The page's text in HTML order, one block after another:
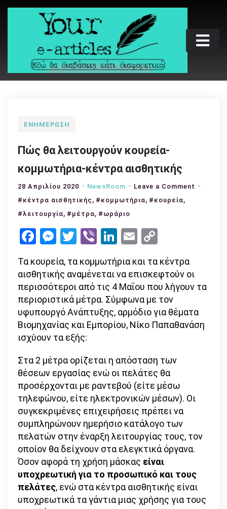
Skip
Your e-articles
Εδώ θα διαβάσεις κάτι διαφορετικό
ΕΝΗΜΈΡΩΣΗ
Πώς θα λειτουργούν κουρεία-
κομμωτήρια-κέντρα αισθητικής
28 Απριλίου 2020 NewsRoom Leave a Comment on
#κέντρα αισθητικής , #κομμωτήρια, #κουρεία,
#λειτουργία, #μέτρα, #ωράριο
Facebook
Messenger
Twitter
ViberLinkedIn
Email
Link
Τα κουρεία, τα κομμωτήρια και τα κέντρα
αισθητικής αναμένεται να επισκεφτούν οι
περισσότεροι από τις 4 Μαΐου που λήγουν τα
περιοριστικά μέτρα. Σύμφωνα με τον
υφυπουργό Ανάπτυξης, αρμόδιο για θέματα
Βιομηχανίας και Εμπορίου, Νίκο Παπαθανάση
ισχύουν τα εξής:
Στα 2 μέτρα ορίζεται η απόσταση των
θέσεων εργασίας ενώ οι πελάτες θα
προσέρχονται με ραντεβού (είτε μέσω
τηλεφώνου, είτε ηλεκτρονικών μέσων). Οι
συγκεκριμένες επιχειρήσεις πρέπει να
συμπληρώνουν ημερήσιο κατάλογο των
πελατών στην έναρξη λειτουργίας τους, τον
οποίον θα δείχνουν στα ελεγκτικά όργανα.
Όσον αφορά τη χρήση μάσκας είναι
υποχρεωτική για το προσωπικό και τους
πελάτες, ενώ στα κέντρα αισθητικής είναι
υποχρεωτικά τα γάντια μιας χρήσης για τους